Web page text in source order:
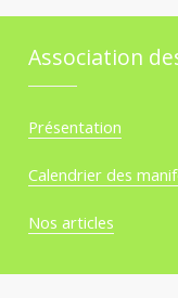
Association
Présentation
Calendrier des
Nos articles